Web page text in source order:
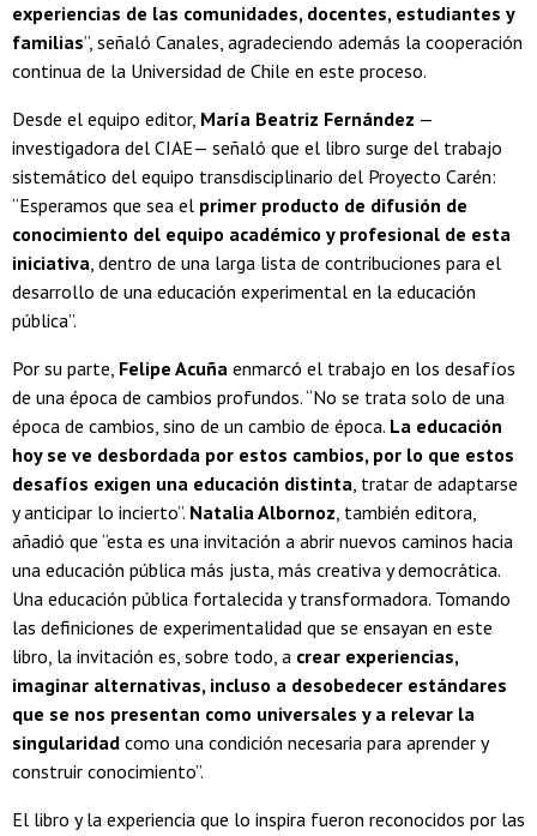
experiencias de las comunidades, docentes, estudiantes y
familias”, señaló Canales, agradeciendo además la cooperación
continua de la Universidad de Chile en este proceso.
Desde el equipo editor, María Beatriz Fernández —
investigadora del CIAE— señaló que el libro surge del trabajo
sistemático del equipo transdisciplinario del Proyecto Carén:
“Esperamos que sea el primer producto de difusión de
conocimiento del equipo académico y profesional de esta
iniciativa, dentro de una larga lista de contribuciones para el
desarrollo de una educación experimental en la educación
pública”.
Por su parte, Felipe Acuña enmarcó el trabajo en los desafíos
de una época de cambios profundos. “No se trata solo de una
época de cambios, sino de un cambio de época. La educación
hoy se ve desbordada por estos cambios, por lo que estos
desafíos exigen una educación distinta, tratar de adaptarse
y anticipar lo incierto”. Natalia Albornoz, también editora,
añadió que “esta es una invitación a abrir nuevos caminos hacia
una educación pública más justa, más creativa y democrática.
Una educación pública fortalecida y transformadora. Tomando
las definiciones de experimentalidad que se ensayan en este
libro, la invitación es, sobre todo, a crear experiencias,
imaginar alternativas, incluso a desobedecer estándares
que se nos presentan como universales y a relevar la
singularidad como una condición necesaria para aprender y
construir conocimiento”.
El libro y la experiencia que lo inspira fueron reconocidos por las